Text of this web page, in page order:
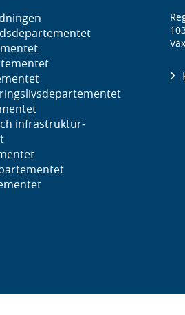
infrastruktur­